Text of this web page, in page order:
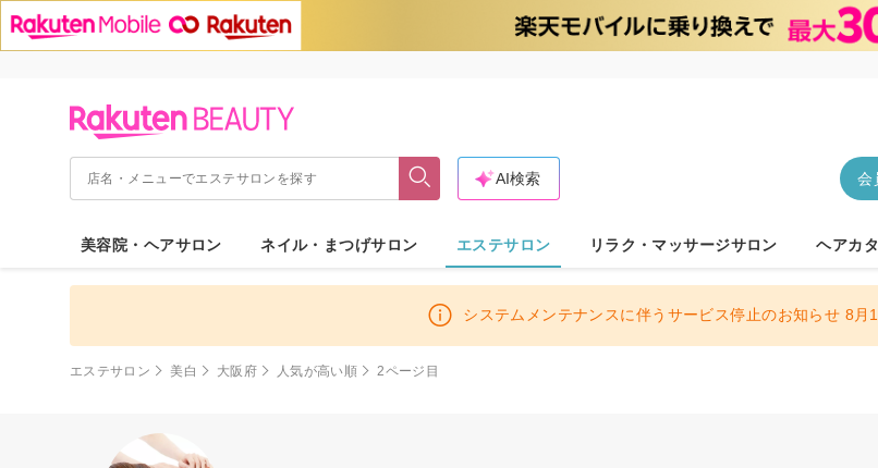
会
AI検索
美容院・ヘアサロン ネイル・まつげサロン エステサロン リラク・マッサージサロン ヘアカ
システムメンテナンスに伴うサービス停止のお知らせ 8
エステサロン 美白 大阪府 人気が高い順 2ページ目